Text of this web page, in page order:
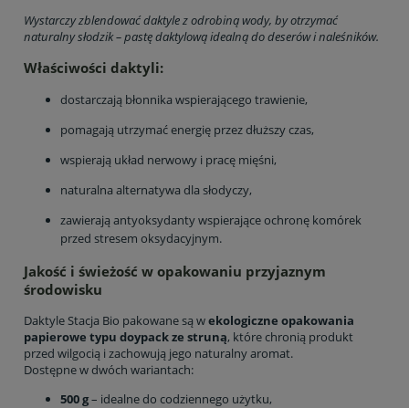
Wystarczy zblendować daktyle z odrobiną wody, by otrzymać
naturalny słodzik – pastę daktylową idealną do deserów i naleśników.
Właściwości daktyli:
dostarczają błonnika wspierającego trawienie,
pomagają utrzymać energię przez dłuższy czas,
wspierają układ nerwowy i pracę mięśni,
naturalna alternatywa dla słodyczy,
zawierają antyoksydanty wspierające ochronę komórek
przed stresem oksydacyjnym.
Jakość i świeżość w opakowaniu przyjaznym
środowisku
Daktyle Stacja Bio pakowane są wekologiczne opakowania
papierowe typu doypack ze struną, które chronią produkt
przed wilgocią i zachowują jego naturalny aromat.
Dostępne w dwóch wariantach:
500 g– idealne do codziennego użytku,